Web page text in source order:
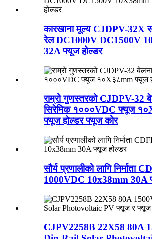
कारखाना मूल्य CJDPV-32X
रेल DC1000V DC1500V
32A फ्यूज होल्डर
राम्रो गुणस्तरको CJDPV-32
सिरेमिक १०००VDC फ्यूज
फ्यूज होल्डर फ्यूज कोर
सौर्य प्रणालीको लागि निर्माता
1000VDC 10x38mm 30A
CJPV2258B 22X58 80A